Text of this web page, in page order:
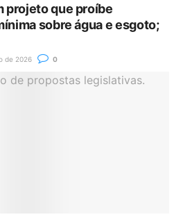
projeto que proíbe
sobre água e esgoto;
de 2026 0